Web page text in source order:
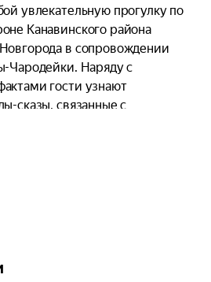
увлекательную прогулку по
Канавинского района
в сопровождении
Чародейки. Наряду с
гости узнают
сказы, связанные с
объектами Канавинского
основные
района, узнают
библиотека).